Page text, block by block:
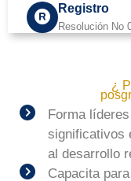
Registro
Resolución No
¿
Forma
significativos
al desarrollo
Capacita